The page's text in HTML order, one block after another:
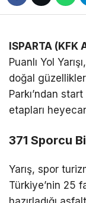
ISPARTA (KFK
Puanlı Yol
doğal
Parkı’ndan
etapları
371 Sporcu
Yarış, spor
Türkiye’nin 25